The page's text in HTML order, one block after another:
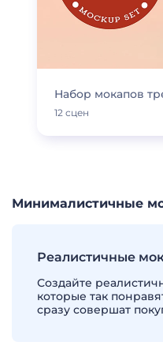
Набор мокапов
12 сцен
Минималистичные
Реалистичные
Создайте
которые так
сразу совершат